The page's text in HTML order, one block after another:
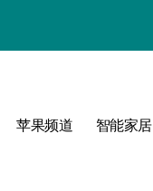
苹果频道 智能家居